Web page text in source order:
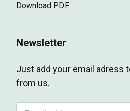
Download PDF
Newsletter
Just add your email adress
from us.